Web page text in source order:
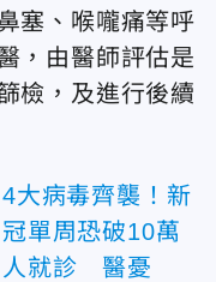
塞、喉嚨痛等呼
，由醫師評估是
檢，及進行後續
4大病毒齊襲！新
冠單周恐破10萬
人就診 醫憂